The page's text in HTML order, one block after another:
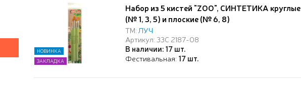
Набор из 5 кистей "ZOO", СИНТЕТИКА круглые
(№ 1, 3, 5) и плоские (№ 6, 8)
ТМ:ЛУЧ
Артикул: 33С 2187-08
В наличии: 17 шт.
Фестивальная: 17 шт.
НОВИНКА
ЗАКЛАДКА